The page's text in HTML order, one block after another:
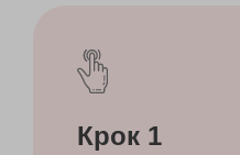
Крок 1